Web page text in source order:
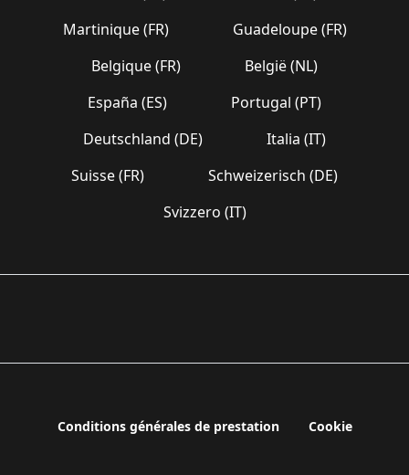
Martinique (FR)
Guadeloupe (FR)
Belgique (FR)
België (NL)
España (ES)
Portugal (PT)
Deutschland (DE)
Italia (IT)
Suisse (FR)
Schweizerisch (DE)
Svizzero (IT)
Conditions générales de prestation Cookie